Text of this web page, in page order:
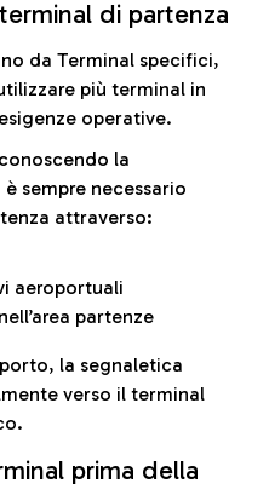
di partenza
da Terminal specifici,
più terminal in
operative.
la
sempre necessario
attraverso:
aeroportuali
partenze
la segnaletica
verso il terminal
prima della